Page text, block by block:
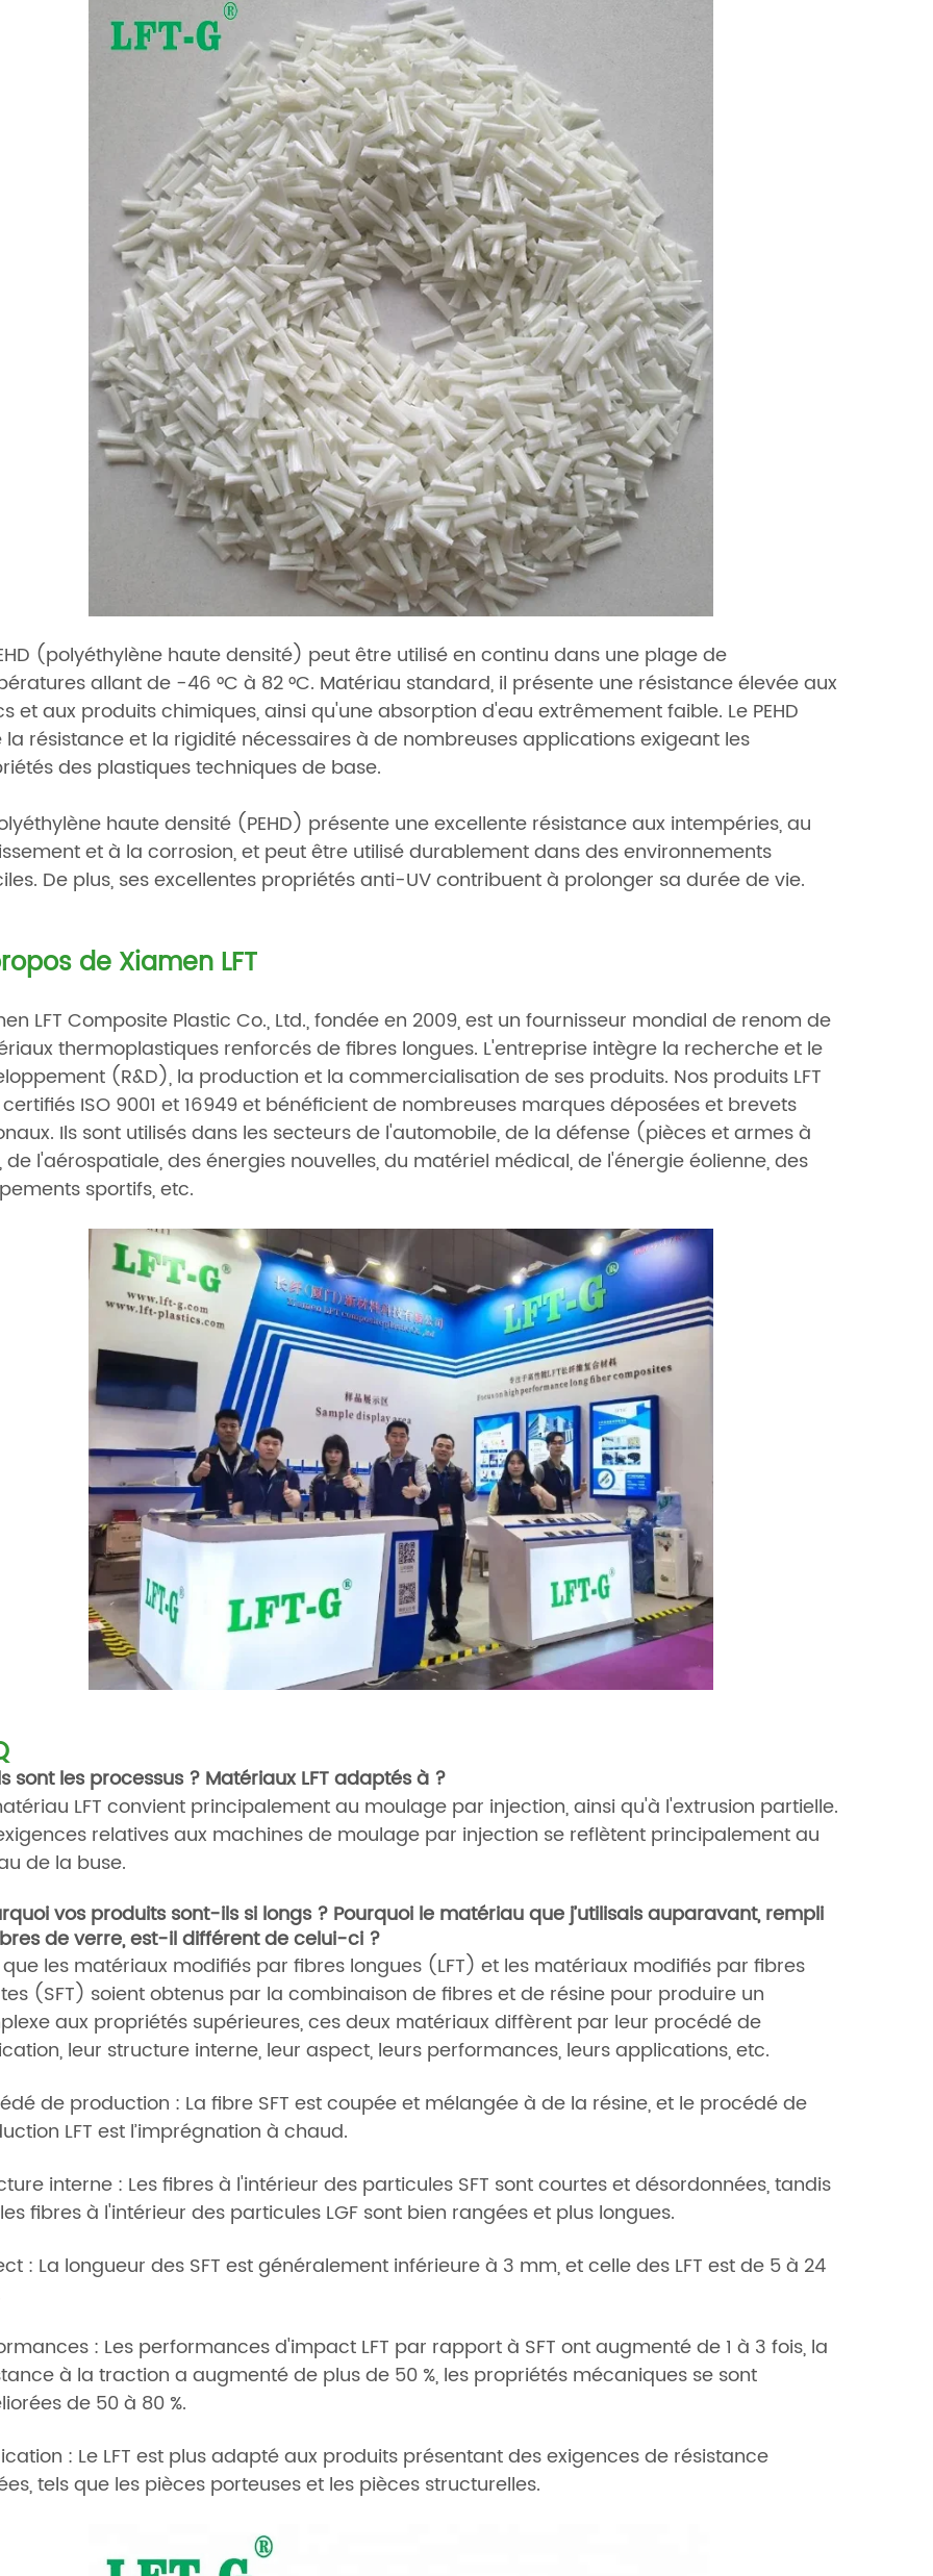
(polyéthylène haute densité) peut être utilisé en continu dans une plage de
allant de -46 °C à 82 °C. Matériau standard, il présente une résistance élevée aux
et aux produits chimiques, ainsi qu'une absorption d'eau extrêmement faible. Le PEHD
la résistance et la rigidité nécessaires à de nombreuses applications exigeant les
des plastiques techniques de base.
haute densité (PEHD) présente une excellente résistance aux intempéries, au
et à la corrosion, et peut être utilisé durablement dans des environnements
De plus, ses excellentes propriétés anti-UV contribuent à prolonger sa durée de vie.
de Xiamen LFT
LFT Composite Plastic Co., Ltd., fondée en 2009, est un fournisseur mondial de renom de
thermoplastiques renforcés de fibres longues. L'entreprise intègre la recherche et le
(R&D), la production et la commercialisation de ses produits. Nos produits LFT
ISO 9001 et 16949 et bénéficient de nombreuses marques déposées et brevets
Ils sont utilisés dans les secteurs de l'automobile, de la défense (pièces et armes à
l'aérospatiale, des énergies nouvelles, du matériel médical, de l'énergie éolienne, des
sportifs, etc.
sont les processus ? Matériaux LFT adaptés à ?
LFT convient principalement au moulage par injection, ainsi qu'à l'extrusion partielle.
relatives aux machines de moulage par injection se reflètent principalement au
de la buse.
vos produits sont-ils si longs ? Pourquoi le matériau que j’utilisais auparavant, rempli
de verre, est-il différent de celui-ci ?
que les matériaux modifiés par fibres longues (LFT) et les matériaux modifiés par fibres
(SFT) soient obtenus par la combinaison de fibres et de résine pour produire un
aux propriétés supérieures, ces deux matériaux diffèrent par leur procédé de
leur structure interne, leur aspect, leurs performances, leurs applications, etc.
de production : La fibre SFT est coupée et mélangée à de la résine, et le procédé de
LFT est l’imprégnation à chaud.
interne : Les fibres à l'intérieur des particules SFT sont courtes et désordonnées, tandis
fibres à l'intérieur des particules LGF sont bien rangées et plus longues.
: La longueur des SFT est généralement inférieure à 3 mm, et celle des LFT est de 5 à 24
: Les performances d'impact LFT par rapport à SFT ont augmenté de 1 à 3 fois, la
à la traction a augmenté de plus de 50 %, les propriétés mécaniques se sont
de 50 à 80 %.
: Le LFT est plus adapté aux produits présentant des exigences de résistance
tels que les pièces porteuses et les pièces structurelles.